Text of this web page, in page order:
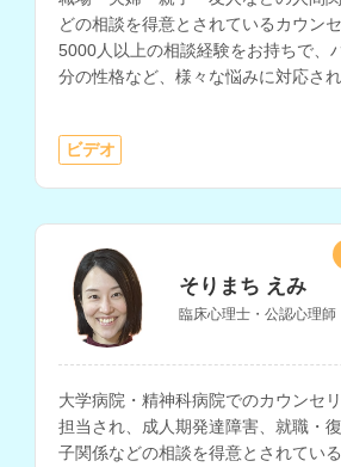
どの相談を得意とされているカウン
5000人以上の相談経験をお持ちで、
分の性格など、様々な悩みに対応され
ビデオ
そりまち えみ
臨床心理士・公認心理師
大学病院・精神科病院でのカウンセ
担当され、成人期発達障害、就職・
子関係などの相談を得意とされてい